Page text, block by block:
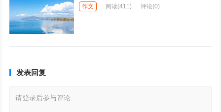
作文 阅读(411) 评论(0)
发表回复
请登录后参与评论...